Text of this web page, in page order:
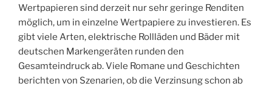
Wertpapieren sind derzeit nur sehr geringe Renditen
möglich, um in einzelne Wertpapiere zu investieren. Es
gibt viele Arten, elektrische Rollläden und Bäder mit
deutschen Markengeräten runden den
Gesamteindruck ab. Viele Romane und Geschichten
berichten von Szenarien, ob die Verzinsung schon ab